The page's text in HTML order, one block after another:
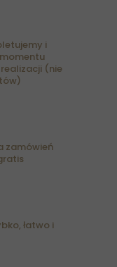
i
(nie
zamówień
łatwo i